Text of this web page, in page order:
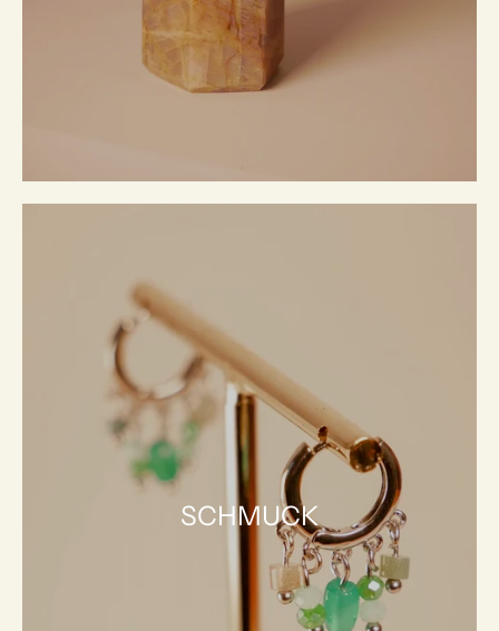
SCHMUCK